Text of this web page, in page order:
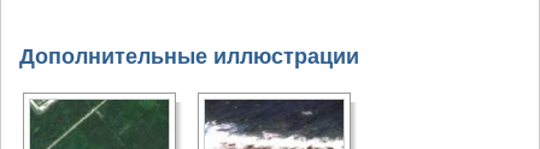
Дополнительные иллюстрации